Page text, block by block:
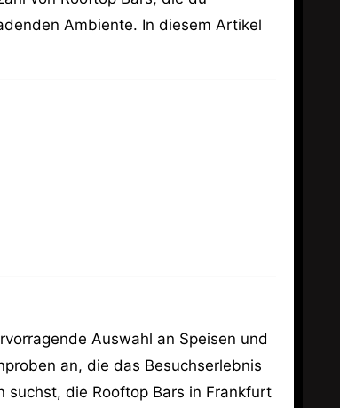
Ambiente. In diesem Artikel
Auswahl an Speisen und
an, die das Besuchserlebnis
suchst, die Rooftop Bars in Frankfurt